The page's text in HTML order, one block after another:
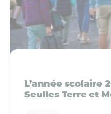
L’année scolaire
Seulles Terre et